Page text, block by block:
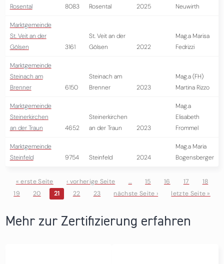
Rosental
8083
Rosental
2025
Neuwirth
Marktgemeinde
St. Veit an der
Gölsen
3161
St. Veit an der
Gölsen
2022
Mag.a Marisa
Fedrizzi
Marktgemeinde
Steinach am
Brenner
6150
Steinach am
Brenner
2023
Mag.a (FH)
Martina Rizzo
Marktgemeinde
Steinerkirchen
an der Traun
4652
Steinerkirchen
an der Traun
2023
Mag.a
Elisabeth
Frommel
Marktgemeinde
Steinfeld
9754 Steinfeld 2024
Mag.a Maria
Bogensberger
Seiten
« erste Seite ‹ vorherige Seite … 15 16 17
18
19
20 21 22 23 nächste Seite › letzte Seite »
Mehr zur Zertifizierung erfahren